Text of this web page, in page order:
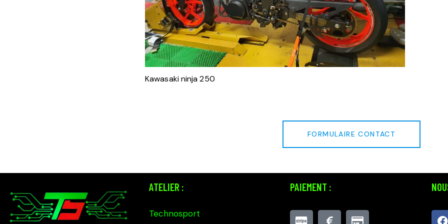
Kawasaki ninja 250
FORMULAIRE CONTACT
ATELIER :
Technosport
PAIEMENT :